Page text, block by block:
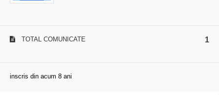
TOTAL COMUNICATE 1
inscris din acum 8 ani